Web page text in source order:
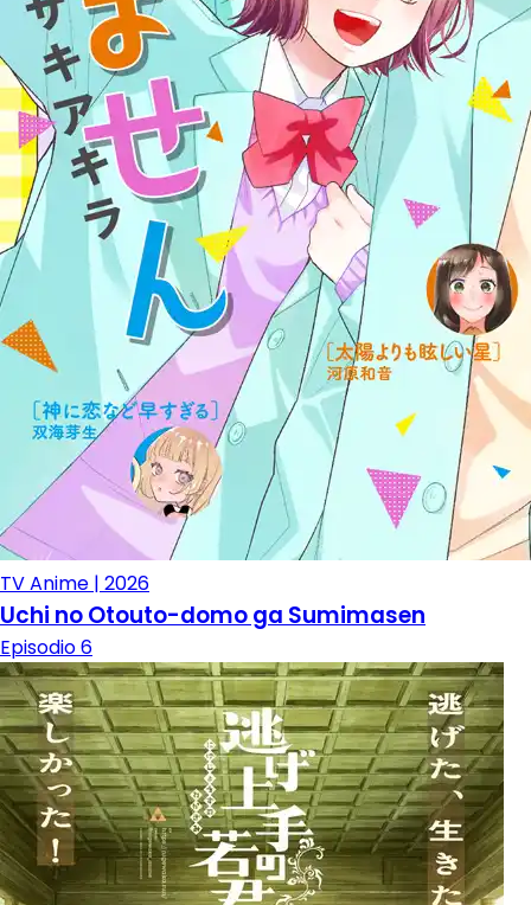
TV Anime | 2026
Uchi no Otouto-domo ga Sumimasen
Episodio 6